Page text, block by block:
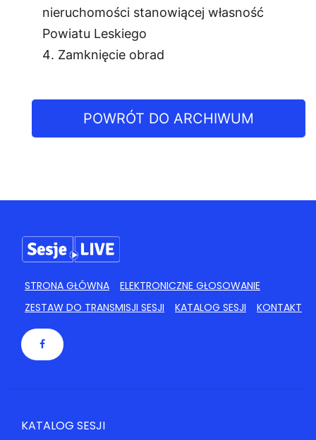
nieruchomości stanowiącej własność
Powiatu Leskiego
Zamknięcie obrad
POWRÓT DO ARCHIWUM
STRONA GŁÓWNA
ELEKTRONICZNE GŁOSOWANIE
ZESTAW DO TRANSMISJI SESJI
KATALOG SESJI KONTAKT
KATALOG SESJI